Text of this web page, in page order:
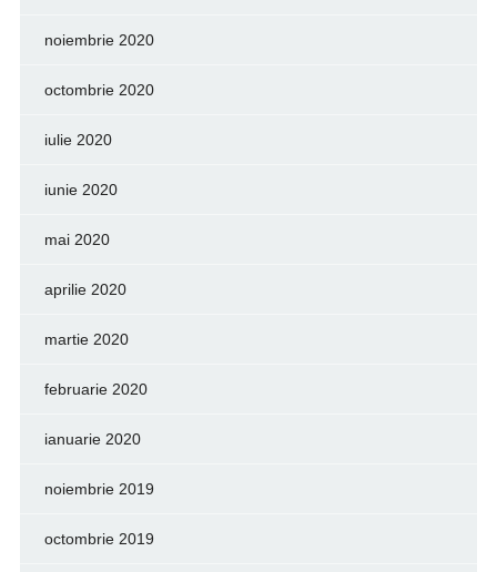
noiembrie 2020
octombrie 2020
iulie 2020
iunie 2020
mai 2020
aprilie 2020
martie 2020
februarie 2020
ianuarie 2020
noiembrie 2019
octombrie 2019